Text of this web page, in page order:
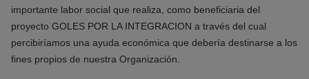
importante labor social que realiza, como beneficiaria del
proyecto GOLES POR LA INTEGRACION a través del cual
percibiríamos una ayuda económica que debería destinarse a los
fines propios de nuestra Organización.